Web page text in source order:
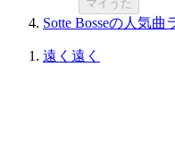
マイうた
Sotte Bosseの人気
遠く遠く